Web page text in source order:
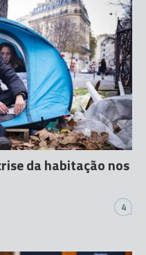
da habitação nos
4